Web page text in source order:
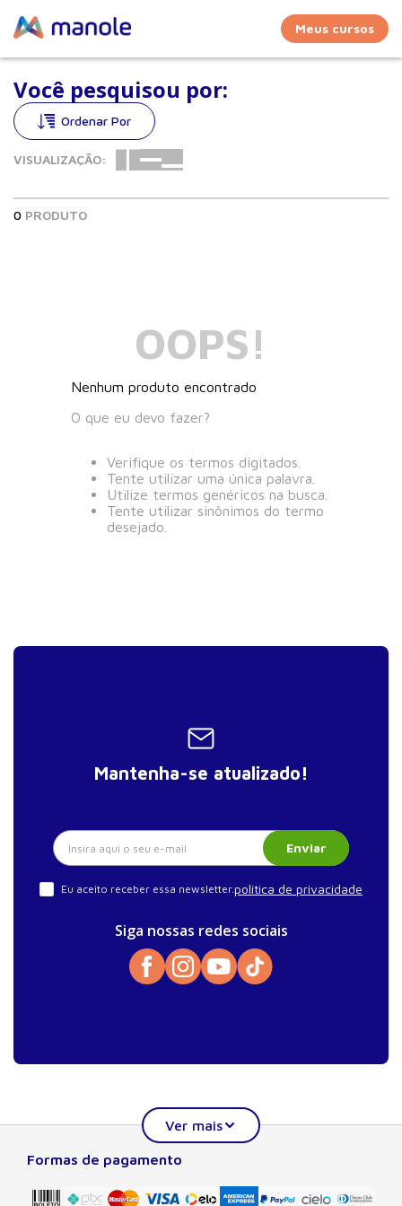
Meus cursos
Você pesquisou por:
VISUALIZAÇÃO:
0 PRODUTO
OOPS!
Nenhum produto encontrado
O que eu devo fazer?
Verifique os termos digitados.
Tente utilizar uma única palavra.
Utilize termos genéricos na busca.
Tente utilizar sinônimos do termo
desejado.
Mantenha-se atualizado!
Enviar
Eu aceito receber essa newsletter.política de privacidade
Siga nossas redes sociais
Formas de pagamento